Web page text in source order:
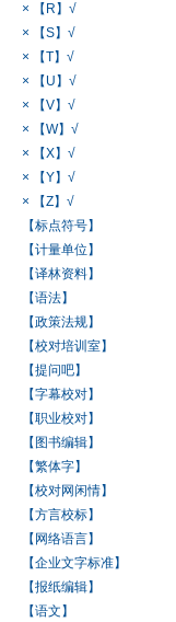
× 【R】√
× 【S】√
× 【T】√
× 【U】√
× 【V】√
× 【W】√
× 【X】√
× 【Y】√
× 【Z】√
【标点符号】
【计量单位】
【译林资料】
【语法】
【政策法规】
【校对培训室】
【提问吧】
【字幕校对】
【职业校对】
【图书编辑】
【繁体字】
【校对网闲情】
【方言校标】
【网络语言】
【企业文字标准】
【报纸编辑】
【语文】